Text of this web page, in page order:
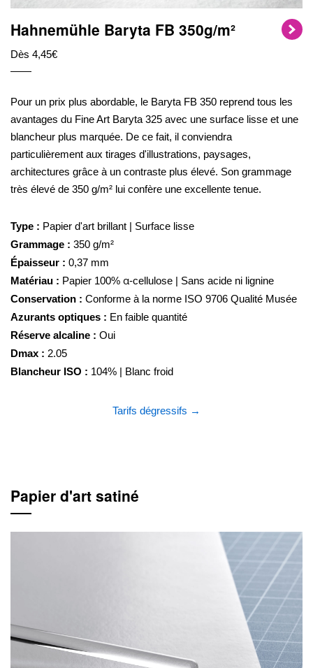
Hahnemühle Baryta FB 350g/m²
Dès 4,45€
Pour un prix plus abordable, le Baryta FB 350 reprend tous les
avantages du Fine Art Baryta 325 avec une surface lisse et une
blancheur plus marquée. De ce fait, il conviendra
particulièrement aux tirages d'illustrations, paysages,
architectures grâce à un contraste plus élevé. Son grammage
très élevé de 350 g/m² lui confère une excellente tenue.
Type : Papier d'art brillant | Surface lisse
Grammage : 350 g/m²
Épaisseur : 0,37 mm
Matériau : Papier 100% α-cellulose | Sans acide ni lignine
Conservation : Conforme à la norme ISO 9706 Qualité Musée
Azurants optiques : En faible quantité
Réserve alcaline : Oui
Dmax : 2.05
Blancheur ISO : 104% | Blanc froid
Tarifs dégressifs →
Papier d'art satiné